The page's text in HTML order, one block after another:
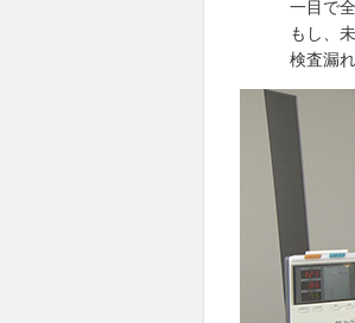
一目で全て
もし、未実
検査漏れな